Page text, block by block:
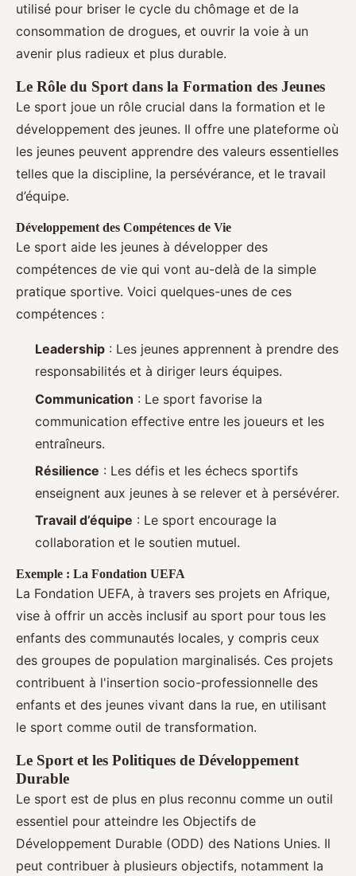
utilisé pour briser le cycle du chômage et de la
consommation de drogues, et ouvrir la voie à un
avenir plus radieux et plus durable.
Le Rôle du Sport dans la Formation des Jeunes
Le sport joue un rôle crucial dans la formation et le
développement des jeunes. Il offre une plateforme où
les jeunes peuvent apprendre des valeurs essentielles
telles que la discipline, la persévérance, et le travail
d’équipe.
Développement des Compétences de Vie
Le sport aide les jeunes à développer des
compétences de vie qui vont au-delà de la simple
pratique sportive. Voici quelques-unes de ces
compétences :
Leadership : Les jeunes apprennent à prendre des
responsabilités et à diriger leurs équipes.
Communication : Le sport favorise la
communication effective entre les joueurs et les
entraîneurs.
Résilience : Les défis et les échecs sportifs
enseignent aux jeunes à se relever et à persévérer.
Travail d’équipe : Le sport encourage la
collaboration et le soutien mutuel.
Exemple : La Fondation UEFA
La Fondation UEFA, à travers ses projets en Afrique,
vise à offrir un accès inclusif au sport pour tous les
enfants des communautés locales, y compris ceux
des groupes de population marginalisés. Ces projets
contribuent à l'insertion socio-professionnelle des
enfants et des jeunes vivant dans la rue, en utilisant
le sport comme outil de transformation.
Le Sport et les Politiques de Développement
Durable
Le sport est de plus en plus reconnu comme un outil
essentiel pour atteindre les Objectifs de
Développement Durable (ODD) des Nations Unies. Il
peut contribuer à plusieurs objectifs, notamment la